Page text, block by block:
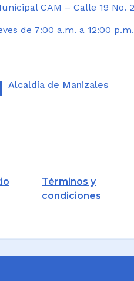
CAM – Calle 19 No.
de 7:00 a.m. a 12:00
Alcaldía de Manizales
Términos y
condiciones